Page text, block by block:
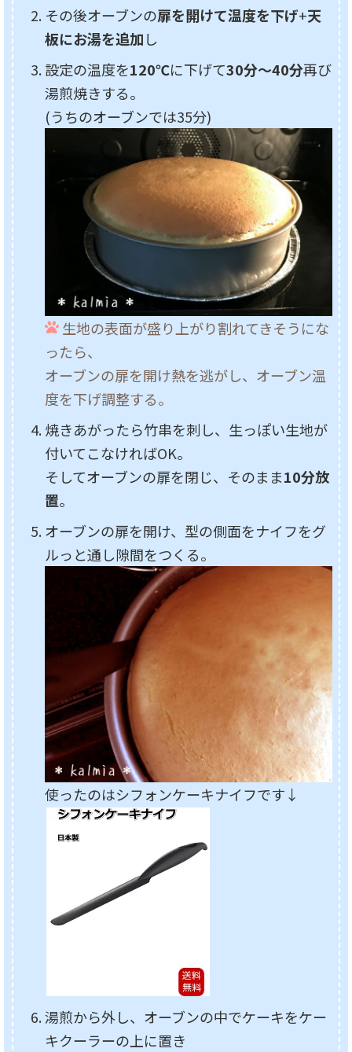
その後オーブンの扉を開けて温度を下げ+天
板にお湯を追加し
設定の温度を120℃に下げて30分～40分再び
湯煎焼きする。
(うちのオーブンでは35分)
生地の表面が盛り上がり割れてきそうにな
ったら、
オーブンの扉を開け熱を逃がし、オーブン温
度を下げ調整する。
焼きあがったら竹串を刺し、生っぽい生地が
付いてこなければOK。
そしてオーブンの扉を閉じ、そのまま10分放
置。
オーブンの扉を開け、型の側面をナイフをグ
ルっと通し隙間をつくる。
使ったのはシフォンケーキナイフです↓
湯煎から外し、オーブンの中でケーキをケー
キクーラーの上に置き